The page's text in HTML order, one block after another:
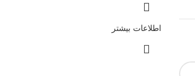
اطلاعات بیشتر